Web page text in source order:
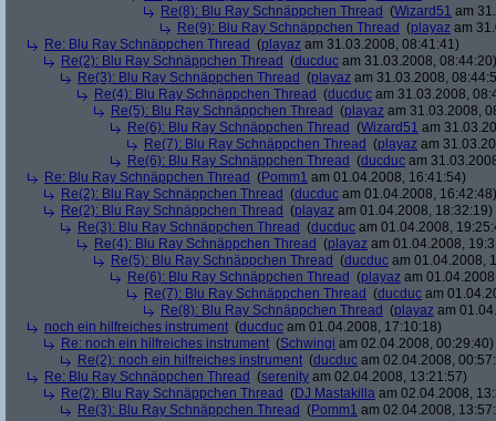
Re(8): Blu Ray Schnäppchen Thread (Wizard51 am
Re(9): Blu Ray Schnäppchen Thread (playaz am
Re: Blu Ray Schnäppchen Thread (playaz am 31.03.2008, 08:41:41)
Re(2): Blu Ray Schnäppchen Thread (ducduc am 31.03.2008, 08:44:20)
Re(3): Blu Ray Schnäppchen Thread (playaz am 31.03.2008,
Re(4): Blu Ray Schnäppchen Thread (ducduc am 31.03.2008,
Re(5): Blu Ray Schnäppchen Thread (playaz am 31.03.2008,
Re(6): Blu Ray Schnäppchen Thread (Wizard51 am
Re(7): Blu Ray Schnäppchen Thread (playaz am
Re(6): Blu Ray Schnäppchen Thread (ducduc am
Re: Blu Ray Schnäppchen Thread (Pomm1 am 01.04.2008, 16:41:54)
Re(2): Blu Ray Schnäppchen Thread (ducduc am 01.04.2008, 16:42:48)
Re(2): Blu Ray Schnäppchen Thread (playaz am 01.04.2008, 18:32:19)
Re(3): Blu Ray Schnäppchen Thread (ducduc am 01.04.2008,
Re(4): Blu Ray Schnäppchen Thread (playaz am 01.04.2008,
Re(5): Blu Ray Schnäppchen Thread (ducduc am 01.04.2008,
Re(6): Blu Ray Schnäppchen Thread (playaz am
Re(7): Blu Ray Schnäppchen Thread (ducduc am
Re(8): Blu Ray Schnäppchen Thread (playaz am
noch ein hilfreiches instrument (ducduc am 01.04.2008, 17:10:18)
Re: noch ein hilfreiches instrument (Schwingi am 02.04.2008, 00:29:40)
Re(2): noch ein hilfreiches instrument (ducduc am 02.04.2008,
Re: Blu Ray Schnäppchen Thread (serenity am 02.04.2008, 13:21:57)
Re(2): Blu Ray Schnäppchen Thread (DJ Mastakilla am 02.04.2008,
Re(3): Blu Ray Schnäppchen Thread (Pomm1 am 02.04.2008,